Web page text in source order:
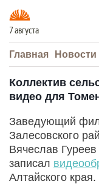
7 августа
Главная
Коллектив
видео для
Заведующий
Залесовского
Вячеслав
записал
Алтайского края.